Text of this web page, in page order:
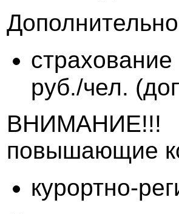
руб./чел.
повышающие
курортно-